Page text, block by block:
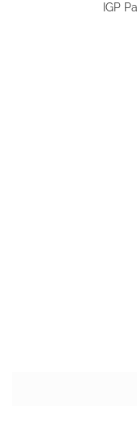
IGP